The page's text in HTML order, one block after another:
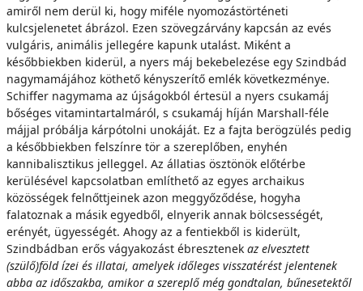
amiről nem derül ki, hogy miféle nyomozástörténeti
kulcsjelenetet ábrázol. Ezen szövegzárvány kapcsán az evés
vulgáris, animális jellegére kapunk utalást. Miként a
későbbiekben kiderül, a nyers máj bekebelezése egy Szindbád
nagymamájához köthető kényszerítő emlék következménye.
Schiffer nagymama az újságokból értesül a nyers csukamáj
bőséges vitamintartalmáról, s csukamáj híján Marshall-féle
májjal próbálja kárpótolni unokáját. Ez a fajta berögzülés pedig
a későbbiekben felszínre tör a szereplőben, enyhén
kannibalisztikus jelleggel. Az állatias ösztönök előtérbe
kerülésével kapcsolatban említhető az egyes archaikus
közösségek felnőttjeinek azon meggyőződése, hogyha
falatoznak a másik egyedből, elnyerik annak bölcsességét,
erényét, ügyességét. Ahogy az a fentiekből is kiderült,
Szindbádban erős vágyakozást ébresztenek az elvesztett
(szülő)föld ízei és illatai, amelyek időleges visszatérést jelentenek
abba az időszakba, amikor a szereplő még gondtalan, bűnesetektől